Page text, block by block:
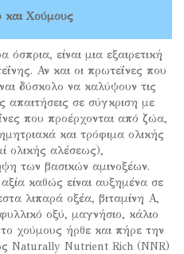
και Χούμους
είναι μια εξαιρετική
Αν και οι πρωτεΐνες που
δύσκολο να καλύψουν τις
απαιτήσεις σε σύγκριση με
που προέρχονται από ζώα,
και τρόφιμα ολικής
ολικής αλέσεως),
των βασικών αμινοξέων.
καθώς είναι αυξημένα σε
λιπαρά οξέα, βιταμίνη Α,
οξύ, μαγνήσιο, κάλιο
χούμους ήρθε και πήρε την
Naturally Nutrient Rich (NNR)